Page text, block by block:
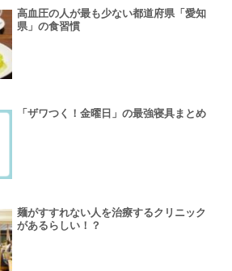
高血圧の人が最も少ない都道府県「愛知
県」の食習慣
「ザワつく！金曜日」の最強寝具まとめ
麺がすすれない人を治療するクリニック
があるらしい！？